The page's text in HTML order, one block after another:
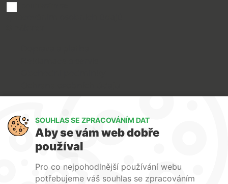
O nás
Služby
Kontakty
SOUHLAS SE ZPRACOVÁNÍM DAT
Aby se vám web dobře
používal
Pro co nejpohodlnější používání webu
potřebujeme váš souhlas se zpracováním